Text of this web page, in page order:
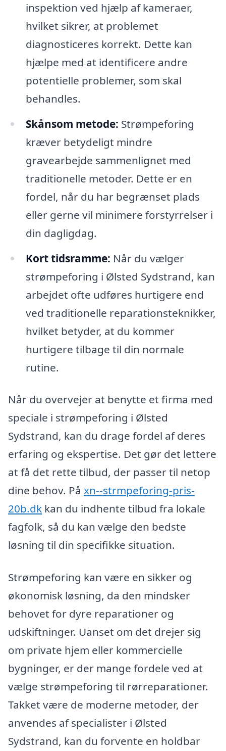
inspektion ved hjælp af kameraer,
hvilket sikrer, at problemet
diagnosticeres korrekt. Dette kan
hjælpe med at identificere andre
potentielle problemer, som skal
behandles.
Skånsom metode: Strømpeforing
kræver betydeligt mindre
gravearbejde sammenlignet med
traditionelle metoder. Dette er en
fordel, når du har begrænset plads
eller gerne vil minimere forstyrrelser i
din dagligdag.
Kort tidsramme: Når du vælger
strømpeforing i Ølsted Sydstrand, kan
arbejdet ofte udføres hurtigere end
ved traditionelle reparationsteknikker,
hvilket betyder, at du kommer
hurtigere tilbage til din normale
rutine.
Når du overvejer at benytte et firma med
speciale i strømpeforing i Ølsted
Sydstrand, kan du drage fordel af deres
erfaring og ekspertise. Det gør det lettere
at få det rette tilbud, der passer til netop
dine behov. På xn--strmpeforing-pris-
20b.dk kan du indhente tilbud fra lokale
fagfolk, så du kan vælge den bedste
løsning til din specifikke situation.
Strømpeforing kan være en sikker og
økonomisk løsning, da den mindsker
behovet for dyre reparationer og
udskiftninger. Uanset om det drejer sig
om private hjem eller kommercielle
bygninger, er der mange fordele ved at
vælge strømpeforing til rørreparationer.
Takket være de moderne metoder, der
anvendes af specialister i Ølsted
Sydstrand, kan du forvente en holdbar